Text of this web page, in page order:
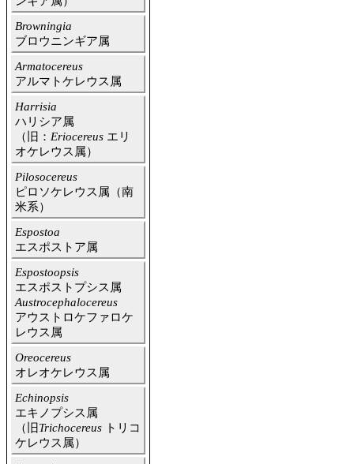
Browningia
ブロウニンギア属
Armatocereus
アルマトケレウス属
Harrisia
ハリシア属
（旧： Eriocereus エリ
オケレウス属）
Pilosocereus
ピロソケレウス属（南
米系）
Espostoa
エスポストア属
Espostoopsis
エスポストプシス属
Austrocephalocereus
アウストロケファロケ
レウス属
Oreocereus
オレオケレウス属
Echinopsis
エキノプシス属
（旧Trichocereus トリコ
ケレウス属）